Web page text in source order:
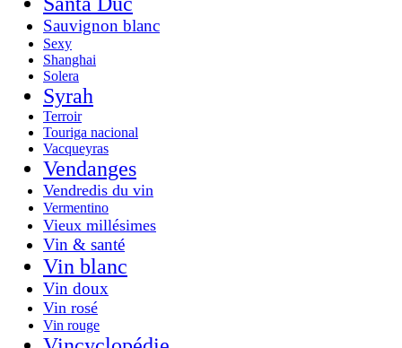
Sauvignon blanc
Sexy
Shanghai
Solera
Syrah
Terroir
Touriga nacional
Vacqueyras
Vendanges
Vendredis du vin
Vermentino
Vieux millésimes
Vin & santé
Vin blanc
Vin doux
Vin rosé
Vin rouge